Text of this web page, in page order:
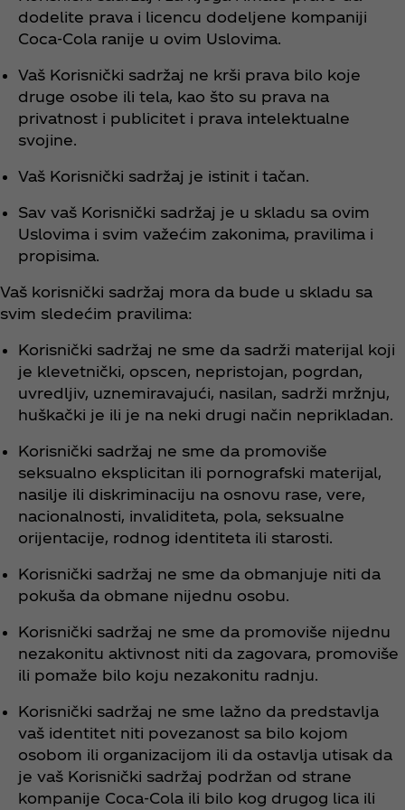
dodelite prava i licencu dodeljene kompaniji
Coca‑Cola ranije u ovim Uslovima.
Vaš Korisnički sadržaj ne krši prava bilo koje
druge osobe ili tela, kao što su prava na
privatnost i publicitet i prava intelektualne
svojine.
Vaš Korisnički sadržaj je istinit i tačan.
Sav vaš Korisnički sadržaj je u skladu sa ovim
Uslovima i svim važećim zakonima, pravilima i
propisima.
Vaš korisnički sadržaj mora da bude u skladu sa
svim sledećim pravilima:
Korisnički sadržaj ne sme da sadrži materijal koji
je klevetnički, opscen, nepristojan, pogrdan,
uvredljiv, uznemiravajući, nasilan, sadrži mržnju,
huškački je ili je na neki drugi način neprikladan.
Korisnički sadržaj ne sme da promoviše
seksualno eksplicitan ili pornografski materijal,
nasilje ili diskriminaciju na osnovu rase, vere,
nacionalnosti, invaliditeta, pola, seksualne
orijentacije, rodnog identiteta ili starosti.
Korisnički sadržaj ne sme da obmanjuje niti da
pokuša da obmane nijednu osobu.
Korisnički sadržaj ne sme da promoviše nijednu
nezakonitu aktivnost niti da zagovara, promoviše
ili pomaže bilo koju nezakonitu radnju.
Korisnički sadržaj ne sme lažno da predstavlja
vaš identitet niti povezanost sa bilo kojom
osobom ili organizacijom ili da ostavlja utisak da
je vaš Korisnički sadržaj podržan od strane
kompanije Coca‑Cola ili bilo kog drugog lica ili